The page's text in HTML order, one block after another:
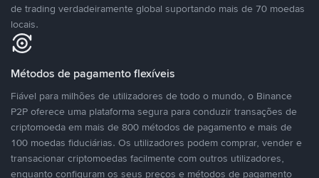
de trading verdadeiramente global suportando mais de 70 moedas
locais.
Métodos de pagamento flexíveis
Fiável para milhões de utilizadores de todo o mundo, o Binance
P2P oferece uma plataforma segura para conduzir transações de
criptomoeda em mais de 800 métodos de pagamento e mais de
100 moedas fiduciárias. Os utilizadores podem comprar, vender e
transacionar criptomoedas facilmente com outros utilizadores,
enquanto configuram os seus preços e métodos de pagamento